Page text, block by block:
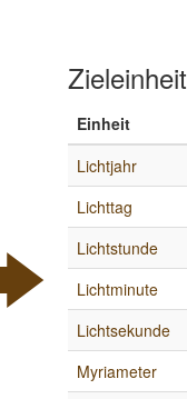
Einheit
Lichtjahr
Lichttag
Lichtstunde
Lichtminute
Lichtsekunde
Myriameter